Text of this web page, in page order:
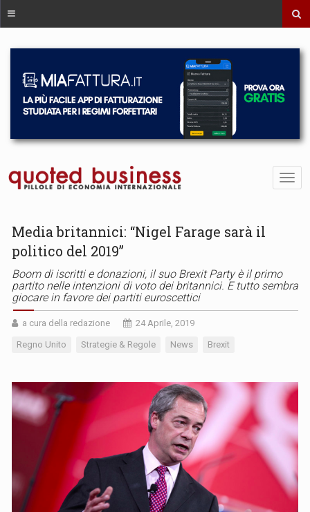
Media britannici: “Nigel Farage sarà il
politico del 2019”
Boom di iscritti e donazioni, il suo Brexit Party è il primo
partito nelle intenzioni di voto dei britannici. E tutto sembra
giocare in favore dei partiti euroscettici
a cura della redazione 24 Aprile, 2019
Regno Unito Strategie & Regole News Brexit